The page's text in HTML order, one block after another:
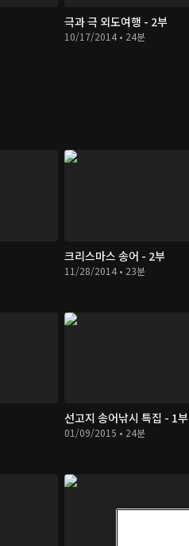
극과 극 외도여행 - 2부
10/17/2014 • 24분
크리스마스 송어 - 2부
11/28/2014 • 23분
선고지 송어낚시 특집 - 1부
01/09/2015 • 24분